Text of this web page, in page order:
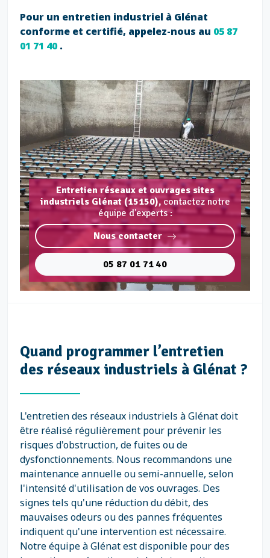
Pour un entretien industriel à Glénat
conforme et certifié, appelez-nous au 05 87
01 71 40.
Entretien réseaux et ouvrages sites
industriels Glénat (15150),contactez notre
équipe d'experts :
Nous contacter
05 87 01 71 40
Quand programmer l’entretien
des réseaux industriels à Glénat ?
L'entretien des réseaux industriels à Glénat doit
être réalisé régulièrement pour prévenir les
risques d'obstruction, de fuites ou de
dysfonctionnements. Nous recommandons une
maintenance annuelle ou semi-annuelle, selon
l'intensité d'utilisation de vos ouvrages. Des
signes tels qu'une réduction du débit, des
mauvaises odeurs ou des pannes fréquentes
indiquent qu'une intervention est nécessaire.
Notre équipe à Glénat est disponible pour des